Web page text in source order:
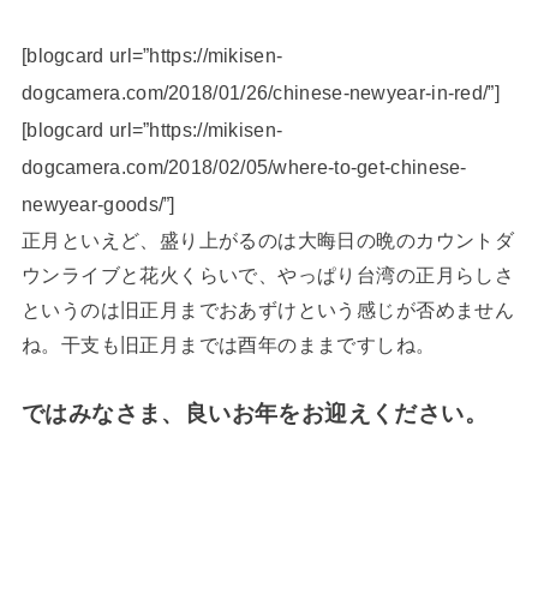
[blogcard url=”https://mikisen-
dogcamera.com/2018/01/26/chinese-newyear-in-red/”]
[blogcard url=”https://mikisen-
dogcamera.com/2018/02/05/where-to-get-chinese-
newyear-goods/”]
正月といえど、盛り上がるのは大晦日の晩のカウントダ
ウンライブと花火くらいで、やっぱり台湾の正月らしさ
というのは旧正月までおあずけという感じが否めません
ね。干支も旧正月までは酉年のままですしね。
ではみなさま、良いお年をお迎えください。